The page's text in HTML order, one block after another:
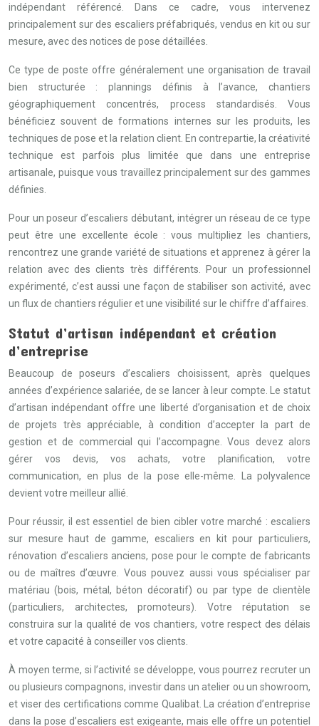
indépendant référencé. Dans ce cadre, vous intervenez
principalement sur des escaliers préfabriqués, vendus en kit ou sur
mesure, avec des notices de pose détaillées.
Ce type de poste offre généralement une organisation de travail
bien structurée : plannings définis à l’avance, chantiers
géographiquement concentrés, process standardisés. Vous
bénéficiez souvent de formations internes sur les produits, les
techniques de pose et la relation client. En contrepartie, la créativité
technique est parfois plus limitée que dans une entreprise
artisanale, puisque vous travaillez principalement sur des gammes
définies.
Pour un poseur d’escaliers débutant, intégrer un réseau de ce type
peut être une excellente école : vous multipliez les chantiers,
rencontrez une grande variété de situations et apprenez à gérer la
relation avec des clients très différents. Pour un professionnel
expérimenté, c’est aussi une façon de stabiliser son activité, avec
un flux de chantiers régulier et une visibilité sur le chiffre d’affaires.
Statut d’artisan indépendant et création
d’entreprise
Beaucoup de poseurs d’escaliers choisissent, après quelques
années d’expérience salariée, de se lancer à leur compte. Le statut
d’artisan indépendant offre une liberté d’organisation et de choix
de projets très appréciable, à condition d’accepter la part de
gestion et de commercial qui l’accompagne. Vous devez alors
gérer vos devis, vos achats, votre planification, votre
communication, en plus de la pose elle-même. La polyvalence
devient votre meilleur allié.
Pour réussir, il est essentiel de bien cibler votre marché : escaliers
sur mesure haut de gamme, escaliers en kit pour particuliers,
rénovation d’escaliers anciens, pose pour le compte de fabricants
ou de maîtres d’œuvre. Vous pouvez aussi vous spécialiser par
matériau (bois, métal, béton décoratif) ou par type de clientèle
(particuliers, architectes, promoteurs). Votre réputation se
construira sur la qualité de vos chantiers, votre respect des délais
et votre capacité à conseiller vos clients.
À moyen terme, si l’activité se développe, vous pourrez recruter un
ou plusieurs compagnons, investir dans un atelier ou un showroom,
et viser des certifications comme Qualibat. La création d’entreprise
dans la pose d’escaliers est exigeante, mais elle offre un potentiel